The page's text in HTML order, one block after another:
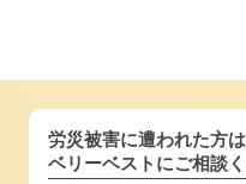
労災被害に遭われた方は
ベリーベストにご相談